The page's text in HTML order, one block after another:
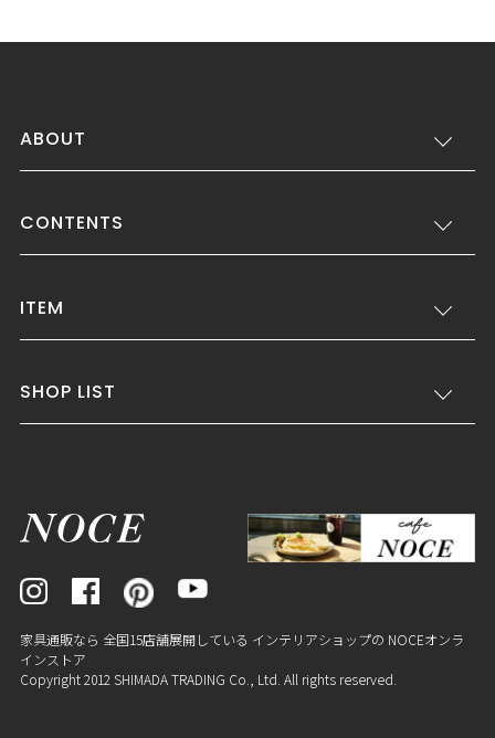
ABOUT
CONTENTS
ITEM
SHOP LIST
家具通販なら 全国15店舗展開している インテリアショップの NOCEオンラ
インストア
Copyright 2012 SHIMADA TRADING Co., Ltd. All rights reserved.